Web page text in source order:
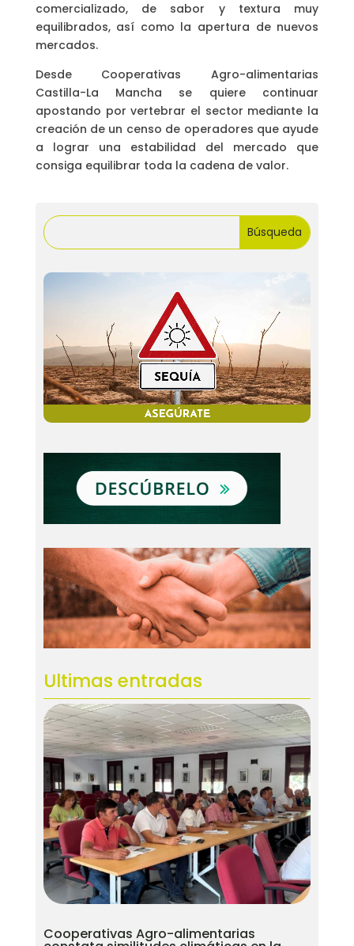
comercializado, de sabor y textura muy
equilibrados, así como la apertura de nuevos
mercados.
Desde Cooperativas Agro-alimentarias
Castilla-La Mancha se quiere continuar
apostando por vertebrar el sector mediante la
creación de un censo de operadores que ayude
a lograr una estabilidad del mercado que
consiga equilibrar toda la cadena de valor.
Ultimas entradas
Cooperativas Agro-alimentarias